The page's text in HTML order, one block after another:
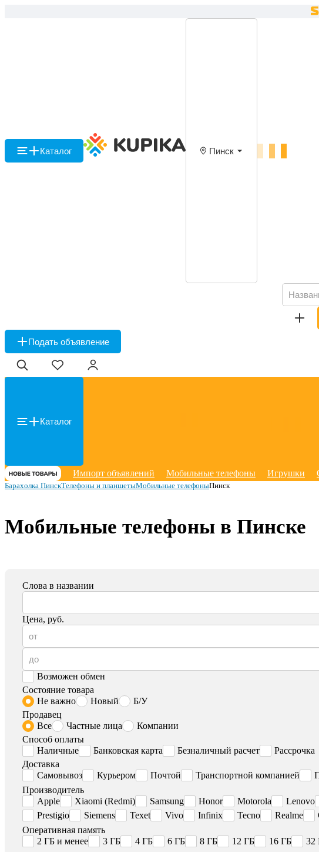
Каталог Пинск
Подать объявление
Каталог
Импорт объявлений Мобильные телефоны Игрушки
Барахолка ПинскТелефоны и планшетыМобильные телефоныПинск
Мобильные телефоны в Пинске
Слова в названии
Цена, руб.
Возможен обмен
Состояние товара
Не важно
Новый
Б/У
Продавец
Все
Частные лица
Компании
Способ оплаты
Наличные
Банковская карта Безналичный расчет
Рассрочка
Доставка
Самовывоз
Курьером Почтой Транспортной компанией
Производитель
Apple
Xiaomi (Redmi) Samsung Honor Motorola Lenovo
Prestigio
Siemens Texet Vivo Infinix Tecno Realme
Оперативная память
2 ГБ и менее
3 ГБ 4 ГБ 6 ГБ 8 ГБ 12 ГБ 16 ГБ 32